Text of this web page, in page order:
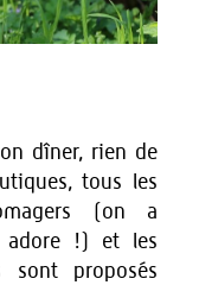
dîner, rien de
tous les
(on a
!) et les
proposés